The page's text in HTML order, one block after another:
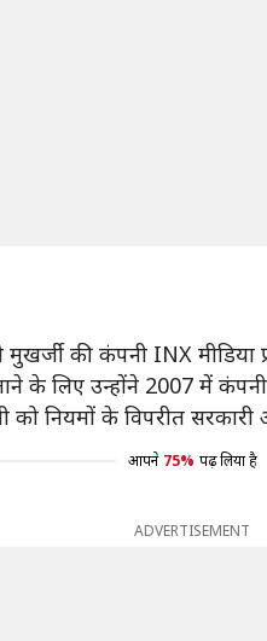
की कंपनी INX मीडिया
के लिए उन्होंने 2007 में कंपनी
नियमों के विपरीत सरकारी
आपने 75% पढ़ लिया है
ADVERTISEMENT